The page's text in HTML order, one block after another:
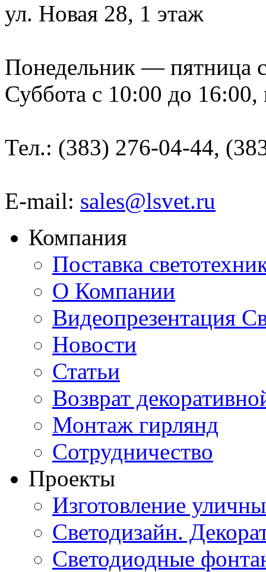
ул. Новая 28, 1 этаж
Понедельник — пятница
Суббота с 10:00 до
Тел.: (383) 276-04-44,
E-mail: sales@lsvet.ru
Компания
Поставка
О Компании
Видеопрезентация
Новости
Статьи
Возврат
Монтаж гирлянд
Сотрудничество
Проекты
Изготовление
Светодизайн.
Светодиодные